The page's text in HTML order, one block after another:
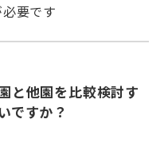
要です
と他園を比較検討す
ですか？